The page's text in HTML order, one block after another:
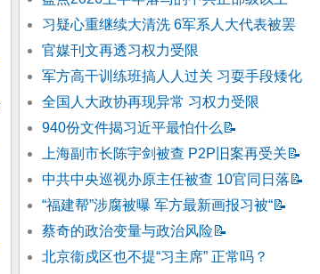
习疑心重继续大清洗 6军系人大代表被罢
官媒刊文再透习权力受限
军方高干训练班搞人人过关 习耍手段矮化
全国人大政协再现异常 习权力受限
940份文件揭习近平最怕什么 📝
上海副市长陈宇剑被查 P2P旧案再受关 📝
中共中央巡视办原主任被查 10官同日落 📝
“福建帮”涉腐被曝 军方最新画报习被“📝
蔡奇的政治变量与政治风险📝
北京衞戍区也不提“习主席” 正常吗？